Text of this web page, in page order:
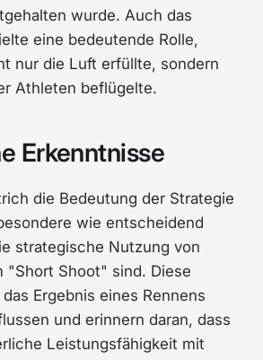
wurde. Auch das
eine bedeutende Rolle,
nur die Luft erfüllte, sondern
Athleten beflügelte.
Erkenntnisse
die Bedeutung der Strategie
wie entscheidend
strategische Nutzung von
"Short Shoot" sind. Diese
Ergebnis eines Rennens
und erinnern daran, dass
Leistungsfähigkeit mit